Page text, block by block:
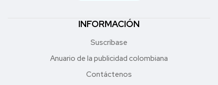
INFORMACIÓN
Suscríbase
Anuario de la publicidad colombiana
Contáctenos